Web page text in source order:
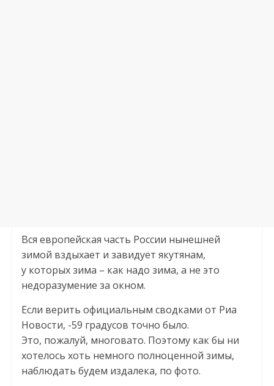
Вся европейская часть России нынешней
зимой вздыхает и завидует якутянам,
у которых зима – как надо зима, а не это
недоразумение за окном.
Если верить официальным сводками от Риа
Новости, -59 градусов точно было.
Это, пожалуй, многовато. Поэтому как бы ни
хотелось хоть немного полноценной зимы,
наблюдать будем издалека, по фото.